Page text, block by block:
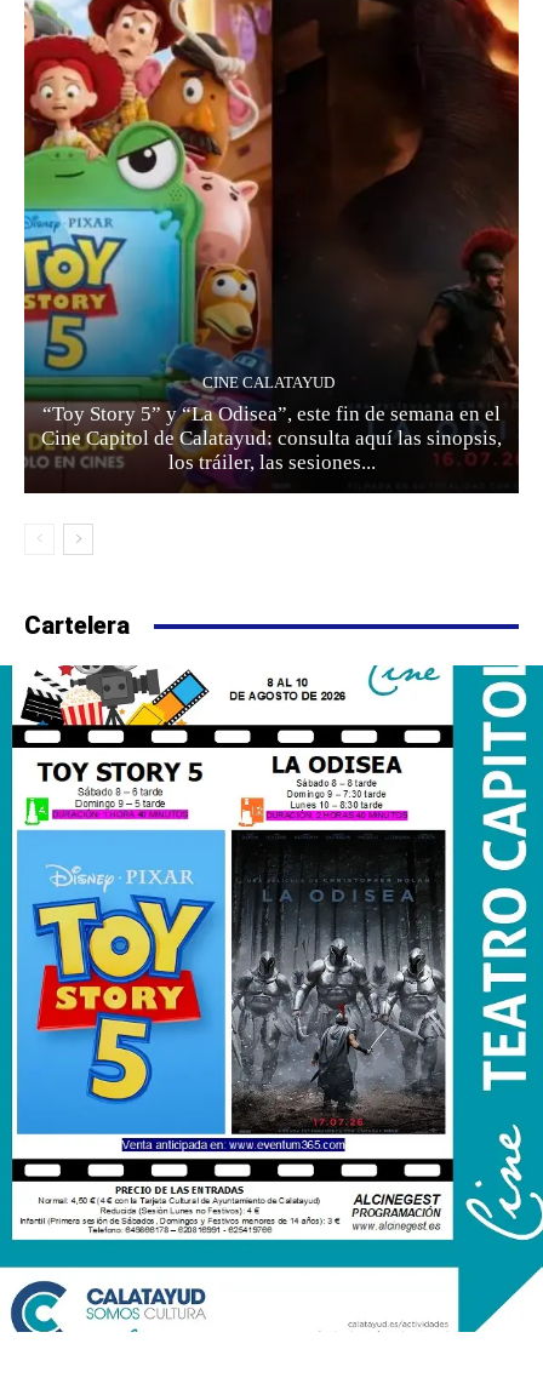
CINE CALATAYUD
“Toy Story 5” y “La Odisea”, este fin de semana en el
Cine Capitol de Calatayud: consulta aquí las sinopsis,
los tráiler, las sesiones...
Cartelera